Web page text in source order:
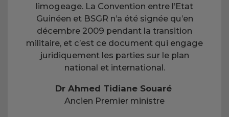
limogeage. La Convention entre l’Etat
Guinéen et BSGR n’a été signée qu’en
décembre 2009 pendant la transition
militaire, et c’est ce document qui engage
juridiquement les parties sur le plan
national et international.
Dr Ahmed Tidiane Souaré
Ancien Premier ministre